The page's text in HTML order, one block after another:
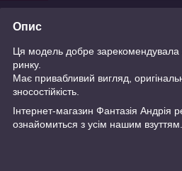
Опис
Ця модель добре зарекомендувала
ринку.
Має привабливий вигляд,
зносостійкість.
Інтернет-магазин Фантазія Андрія
ознайомиться з усім нашим взуттям.